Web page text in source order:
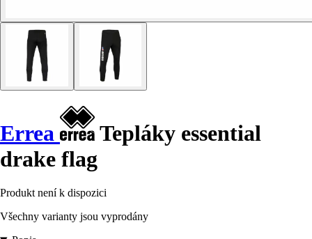
Errea
Tepláky essential
drake flag
Produkt není k dispozici
Všechny varianty jsou vyprodány